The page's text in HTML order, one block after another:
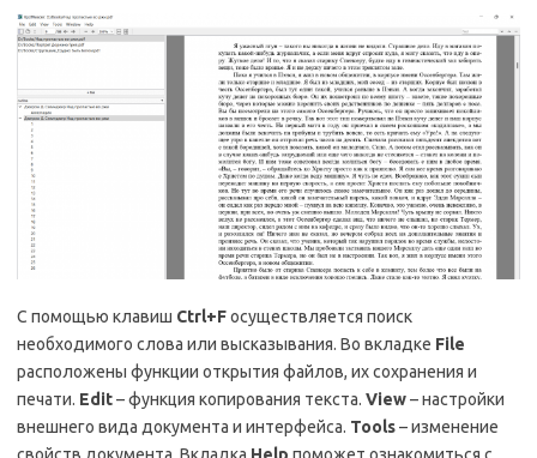
С помощью клавиш Ctrl+Fосуществляется поиск
необходимого слова или высказывания. Во вкладке File
расположены функции открытия файлов, их сохранения и
печати. Edit– функция копирования текста. View– настройки
внешнего вида документа и интерфейса. Tools– изменение